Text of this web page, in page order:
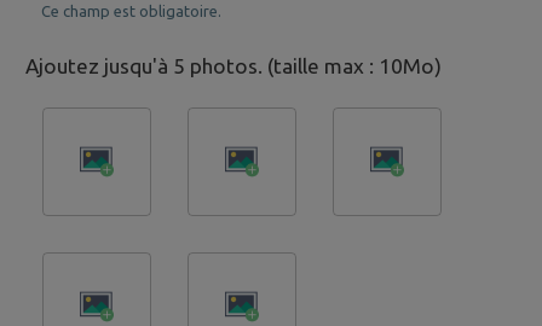
Ce champ est obligatoire.
Ajoutez jusqu'à 5 photos. (taille max : 10Mo)